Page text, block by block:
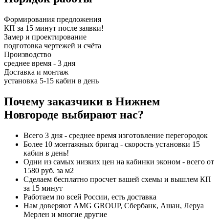
Формирования предложения
КП за 15 минут после заявки!
Замер и проектирование
подготовка чертежей и счёта
Производство
среднее время - 3 дня
Доставка и монтаж
установка 5-15 кабин в день
Почему заказчики в Нижнем
Новгороде выбирают нас?
Всего 3 дня - среднее время изготовление перегородок
Более 10 монтажных бригад - скорость установки 15
кабин в день!
Одни из самых низких цен на кабинки эконом - всего от
1580 руб. за м2
Сделаем бесплатно просчет вашей схемы и вышлем КП
за 15 минут
Работаем по всей России, есть доставка
Нам доверяют AMG GROUP, Сбербанк, Ашан, Леруа
Мерлен и многие другие